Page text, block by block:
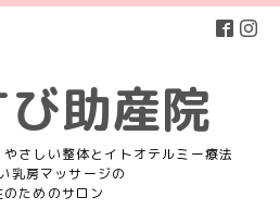
助産院
さしい整体とイトオテルミー療法
乳房マッサージの
のためのサロン